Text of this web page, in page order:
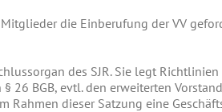
die Einberufung der VV
des SJR. Sie legt
26 BGB, evtl. den erweiterten
Rahmen dieser Satzung eine